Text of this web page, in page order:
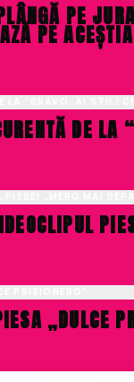
PE
PE
DE
„DULCE